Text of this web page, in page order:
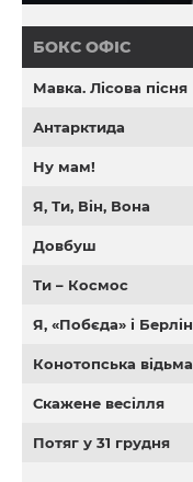
БОКС ОФІС
Мавка. Лісова пісня
Антарктида
Ну мам!
Я, Ти, Він, Вона
Довбуш
Ти – Космос
Я, «Побєда» і Берлін
Конотопська відьма
Скажене весілля
Потяг у 31 грудня